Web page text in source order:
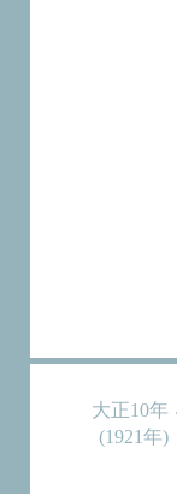
大正10年
(1921年)